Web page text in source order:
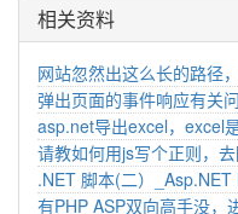
相关资料
网站忽然出这么长的路径
弹出页面的事件响应有关
asp.net导出excel，excel
请教如何用js写个正则，
.NET 脚本(二）
有PHP ASP双向高手没，